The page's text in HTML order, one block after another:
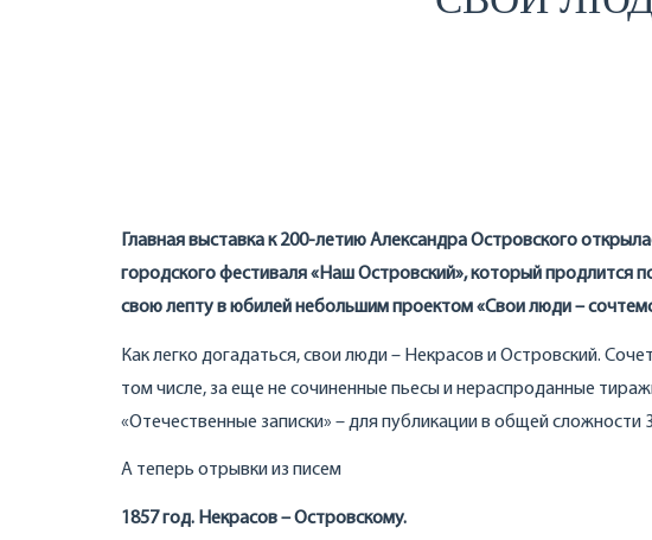
Главная выставка к 200-летию Александра Островского
городского фестиваля «Наш Островский», который продлится
свою лепту в юбилей небольшим проектом «Свои люди –
Как легко догадаться, свои люди – Некрасов и Островский.
том числе, за еще не сочиненные пьесы и нераспроданные
«Отечественные записки» – для публикации в общей сложности
А теперь отрывки из писем
1857 год. Некрасов – Островскому.